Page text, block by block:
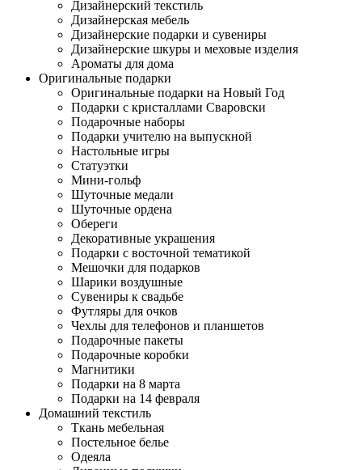
Дизайнерский текстиль
Дизайнерская мебель
Дизайнерские подарки и сувениры
Дизайнерские шкуры и меховые изделия
Ароматы для дома
Оригинальные подарки
Оригинальные подарки на Новый Год
Подарки с кристаллами Сваровски
Подарочные наборы
Подарки учителю на выпускной
Настольные игры
Статуэтки
Мини-гольф
Шуточные медали
Шуточные ордена
Обереги
Декоративные украшения
Подарки с восточной тематикой
Мешочки для подарков
Шарики воздушные
Сувениры к свадьбе
Футляры для очков
Чехлы для телефонов и планшетов
Подарочные пакеты
Подарочные коробки
Магнитики
Подарки на 8 марта
Подарки на 14 февраля
Домашний текстиль
Ткань мебельная
Постельное белье
Одеяла